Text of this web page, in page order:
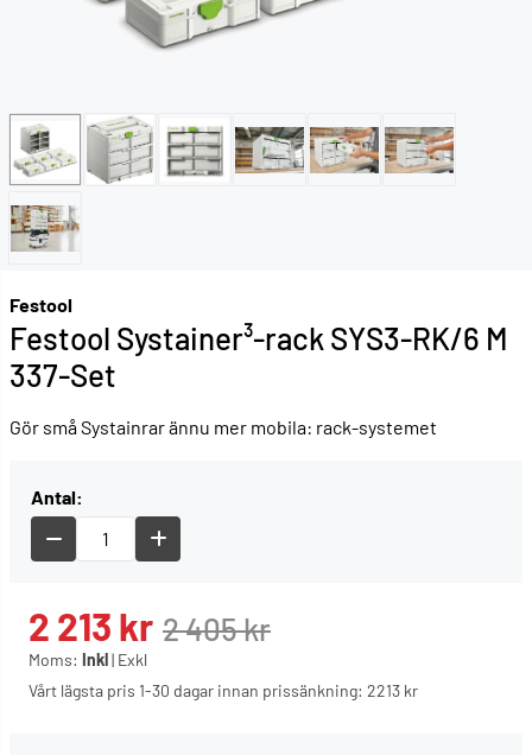
Festool
Festool Systainer³-rack SYS3-RK/6 M
337-Set
Gör små Systainrar ännu mer mobila: rack-systemet
Antal:
2 405kr
2 213 kr
Moms: Inkl| Exkl
Vårt lägsta pris 1-30 dagar innan prissänkning: 2213 kr